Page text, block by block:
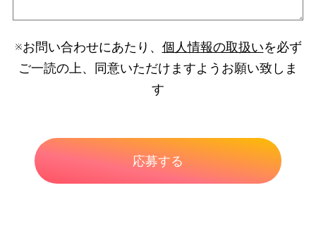
※お問い合わせにあたり、 個人情報の取扱いを必ず
ご一読の上、同意いただけますようお願い致しま
す